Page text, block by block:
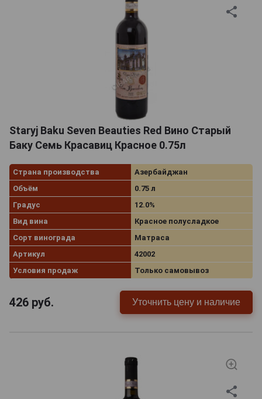
Staryj Baku Seven Beauties Red Вино Старый
Баку Семь Красавиц Красное 0.75л
Страна производства
Азербайджан
Объём
0.75 л
Градус
12.0%
Вид вина
Красное полусладкое
Сорт винограда
Матраса
Артикул
42002
Условия продаж
Только самовывоз
426 руб. Уточнить цену и наличие